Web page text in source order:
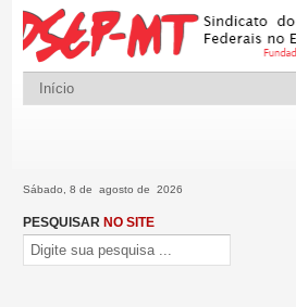
Sábado, 8 de agosto de 2026
PESQUISAR NO SITE